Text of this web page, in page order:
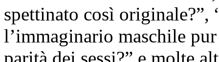
spettinato così originale?”,
l’immaginario maschile